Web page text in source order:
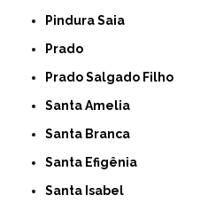
Pindura Saia
Prado
Prado Salgado Filho
Santa Amelia
Santa Branca
Santa Efigênia
Santa Isabel